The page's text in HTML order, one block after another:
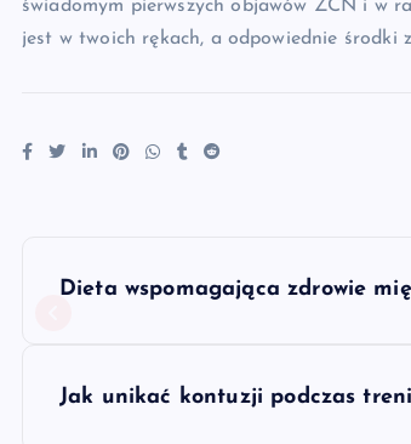
świadomym pierwszych objawów ZCN i w
jest w twoich rękach, a odpowiednie środki
NDieta wspomagająca zdrowie
Jak unikać kontuzji podczas